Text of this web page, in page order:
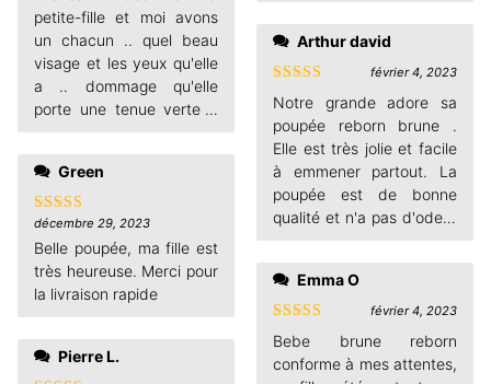
petite-fille et moi avons
un chacun .. quel beau
visage et les yeux qu'elle
a .. dommage qu'elle
porte une tenue verte ..
Green
Note5sur
5
décembre 29, 2023
Belle poupée, ma fille est
très heureuse. Merci pour
la livraison rapide
Pierre L.
Arthur david
Note
5
février 4, 2023
Notre grande adore sa
poupée reborn brune .
Elle est très jolie et facile
à emmener partout. La
poupée est de bonne
qualité et n'a pas d'odeur
Emma O
Note
sur
5
février 4, 2023
Bebe brune reborn
conforme à mes attentes,